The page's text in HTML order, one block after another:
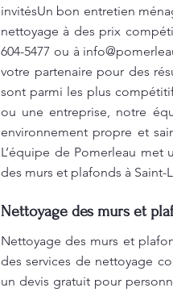
invitésUn bon entretien
nettoyage à des prix
604-5477 ou à
votre partenaire pour des
sont parmi les plus
ou une entreprise, notre
environnement propre et
L’équipe de Pomerleau
des murs et plafonds à Saint-
Nettoyage des murs et
Nettoyage des murs et
des services de nettoyage
un devis gratuit pour